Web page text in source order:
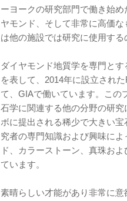
ーヨークの研究部門で働き始
ヤモンド、そして非常に高価
は他の施設では研究に使用する
ダイヤモンド地質学を専門と
を表して、2014年に設立され
て、GIAで働いています。この
石学に関連する他の分野の研
ボに提出される稀少で大きい
究者の専門知識および興味に
ド、カラーストーン、真珠お
ています。
素晴らしい才能があり非常に